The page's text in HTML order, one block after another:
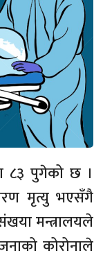
८३ पुगेको छ ।
मृत्यु भएसँगै
मन्त्रालयले
कोरोनाले